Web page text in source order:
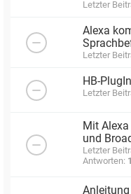
Letzter
Alexa
Letzter
HB-
Letzter
Mit
und
Letzter
Antworten: